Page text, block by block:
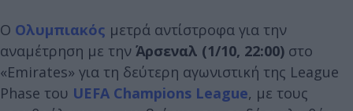
Ο Ολυμπιακός μετρά αντίστροφα για την
αναμέτρηση με την Άρσεναλ (1/10, 22:00) στο
«Emirates» για τη δεύτερη αγωνιστική της League
Phase του UEFA Champions League, με τους